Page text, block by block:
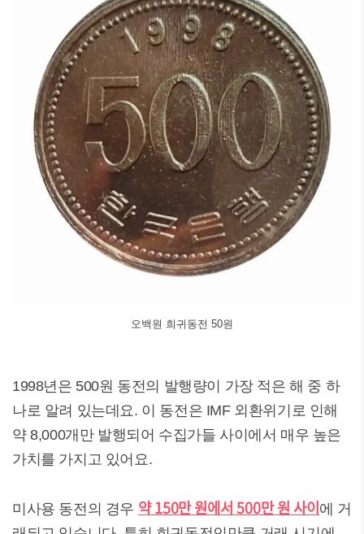
오백원 희귀동전 50원
1998년은 500원 동전의 발행량이 가장 적은 해 중 하
나로 알려 있는데요. 이 동전은 IMF 외환위기로 인해
약 8,000개만 발행되어 수집가들 사이에서 매우 높은
가치를 가지고 있어요.
미사용 동전의 경우 약 150만 원에서 500만 원 사이에 거